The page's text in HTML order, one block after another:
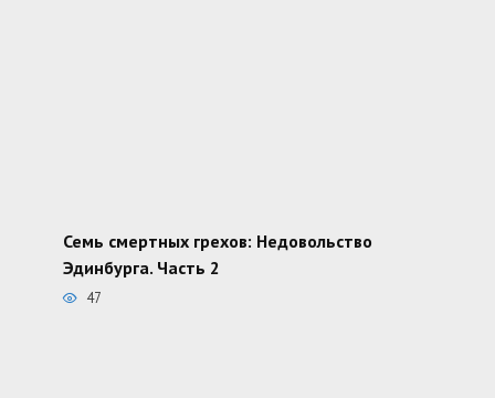
Семь смертных грехов: Недовольство
Эдинбурга. Часть 2
47